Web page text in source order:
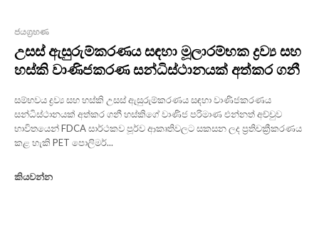
ජයග්‍රහණ
උසස් ඇසුරුම්කරණය සඳහා මූලාරම්භක ද්‍රව්‍ය සහ
හස්කි වාණිජකරණ සන්ධිස්ථානයක් අත්කර ගනී
සම්භවය ද්‍රව්‍ය සහ හස්කි උසස් ඇසුරුම්කරණය සඳහා වාණිජකරණය
සන්ධිස්ථානයක් අත්කර ගනී හස්කිගේ වාණිජ පරිමාණ එන්නත් අච්චුව
භාවිතයෙන් FDCA සාර්ථකව පූර්ව ආකෘතිවලට සකසන ලද ප්‍රතිචක්‍රීකරණය
කළ හැකි PET පොලිමර්...
කියවන්න